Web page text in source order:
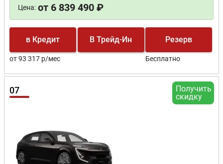
Цена: от 6 839 490 ₽
в Кредит
от 93 317 р/мес
В Трейд-Ин Резерв
Бесплатно
Получить
скидку
07